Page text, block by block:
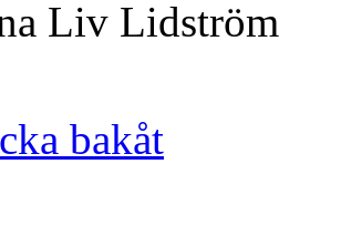
Liv Lidström
bakåt